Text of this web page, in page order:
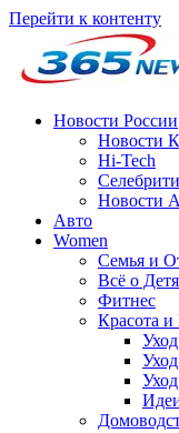
Перейти к контенту
Новости России
Новости
Hi-Tech
Селебрити
Новости
Авто
Women
Семья и
Всё о
Фитнес
Красота